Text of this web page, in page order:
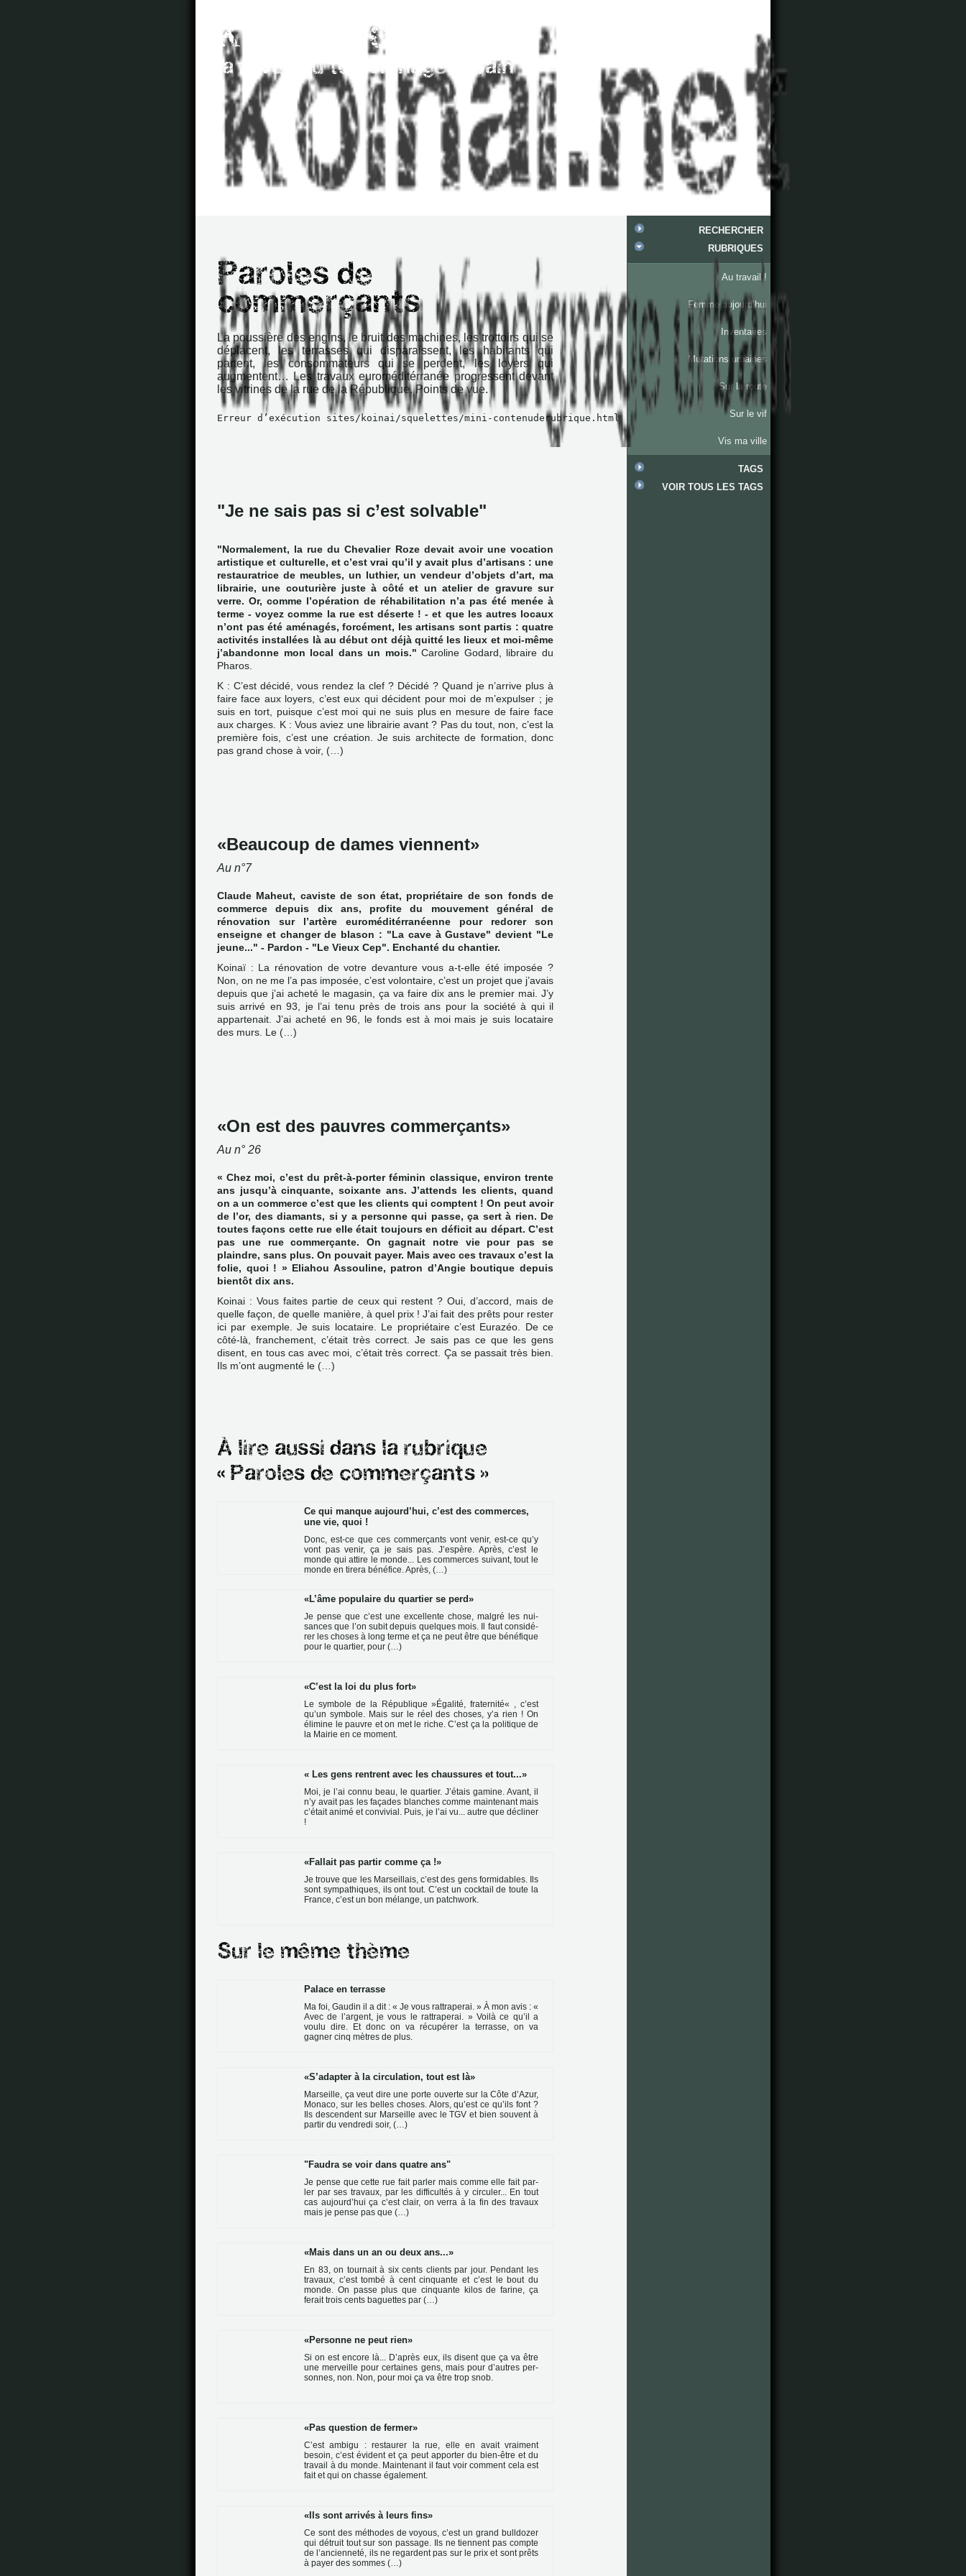
RECHERCHER
RUBRIQUES
Au travail !
Femme aujourd’hui
Inventaires
Mutations urbaines
Sur la route
Sur le vif
Vis ma ville
TAGS
lieux
VOIR TOUS LES TAGS
La poussière des engins, le bruit des machines, les trottoirs qui se
déplacent, les terrasses qui disparaissent, les habitants qui
partent, les consommateurs qui se perdent, les loyers qui
augmentent… Les travaux euroméditérranée progressent devant
les vitrines de la rue de la République. Points de vue.
Erreur d’exécution sites/koinai/squelettes/mini-contenuderubrique.html
"Je ne sais pas si c’est solvable"
"Normalement, la rue du Chevalier Roze devait avoir une vocation
artistique et culturelle, et c’est vrai qu’il y avait plus d’artisans : une
restauratrice de meubles, un luthier, un vendeur d’objets d’art, ma
librairie, une couturière juste à côté et un atelier de gravure sur
verre. Or, comme l’opération de réhabilitation n’a pas été menée à
terme - voyez comme la rue est déserte ! - et que les autres locaux
n’ont pas été aménagés, forcément, les artisans sont partis : quatre
activités installées là au début ont déjà quitté les lieux et moi-même
j’abandonne mon local dans un mois." Caroline Godard, libraire du
Pharos.
K : C’est décidé, vous rendez la clef ? Décidé ? Quand je n’arrive plus à
faire face aux loyers, c’est eux qui décident pour moi de m’expulser ; je
suis en tort, puisque c’est moi qui ne suis plus en mesure de faire face
aux charges. K : Vous aviez une librairie avant ? Pas du tout, non, c’est la
première fois, c’est une création. Je suis architecte de formation, donc
pas grand chose à voir, (…)
Beaucoup de dames viennent
Au n°7
Claude Maheut, caviste de son état, propriétaire de son fonds de
commerce depuis dix ans, profite du mouvement général de
rénovation sur l’artère euroméditérranéenne pour redorer son
enseigne et changer de blason : "La cave à Gustave" devient "Le
jeune..." - Pardon - "Le Vieux Cep". Enchanté du chantier.
Koinaï : La rénovation de votre devanture vous a-t-elle été imposée ?
Non, on ne me l’a pas imposée, c’est volontaire, c’est un projet que j’avais
depuis que j’ai acheté le magasin, ça va faire dix ans le premier mai. J’y
suis arrivé en 93, je l’ai tenu près de trois ans pour la société à qui il
appartenait. J’ai acheté en 96, le fonds est à moi mais je suis locataire
des murs. Le (…)
On est des pauvres commerçants
Au n° 26
« Chez moi, c’est du prêt-à-porter féminin classique, environ trente
ans jusqu’à cinquante, soixante ans. J’attends les clients, quand
on a un commerce c’est que les clients qui comptent ! On peut avoir
de l’or, des diamants, si y a personne qui passe, ça sert à rien. De
toutes façons cette rue elle était toujours en déficit au départ. C’est
pas une rue commerçante. On gagnait notre vie pour pas se
plaindre, sans plus. On pouvait payer. Mais avec ces travaux c’est la
folie, quoi ! » Eliahou Assouline, patron d’Angie boutique depuis
bientôt dix ans.
Koinai : Vous faites partie de ceux qui restent ? Oui, d’accord, mais de
quelle façon, de quelle manière, à quel prix ! J’ai fait des prêts pour rester
ici par exemple. Je suis locataire. Le propriétaire c’est Eurazéo. De ce
côté-là, franchement, c’était très correct. Je sais pas ce que les gens
disent, en tous cas avec moi, c’était très correct. Ça se passait très bien.
Ils m’ont augmenté le (…)
Ce qui manque aujourd’hui, c’est des commerces,
une vie, quoi !
Donc, est-ce que ces com­mer­çants vont venir, est-ce qu’y
vont pas venir, ça je sais pas. J’espère. Après, c’est le
monde qui attire le monde... Les com­mer­ces sui­vant, tout le
monde en tirera béné­fice. Après, (…)
L’âme populaire du quartier se perd
Je pense que c’est une excel­lente chose, mal­gré les nui­
san­ces que l’on subit depuis quel­ques mois. Il faut consi­dé­
rer les cho­ses à long terme et ça ne peut être que béné­fi­que
pour le quar­tier, pour (…)
C’est la loi du plus fort
Le sym­bole de la République »Égalité, fra­ter­nité« , c’est
qu’un sym­bole. Mais sur le réel des cho­ses, y’a rien ! On
élimine le pau­vre et on met le riche. C’est ça la poli­ti­que de
la Mairie en ce moment.
Les gens rentrent avec les chaussures et tout...
Moi, je l’ai connu beau, le quar­tier. J’étais gamine. Avant, il
n’y avait pas les faça­des blan­ches comme main­te­nant mais
c’était animé et convi­vial. Puis, je l’ai vu... autre que décli­ner
!
Fallait pas partir comme ça !
Je trouve que les Marseillais, c’est des gens for­mi­da­bles. Ils
sont sym­pa­thi­ques, ils ont tout. C’est un cock­tail de toute la
France, c’est un bon mélange, un patch­work.
Palace en terrasse
Ma foi, Gaudin il a dit : « Je vous rat­tra­pe­rai. » À mon avis : «
Avec de l’argent, je vous le rat­tra­pe­rai. » Voilà ce qu’il a
voulu dire. Et donc on va récu­pé­rer la ter­rasse, on va
gagner cinq mètres de plus.
S’adapter à la circulation, tout est là
Marseille, ça veut dire une porte ouverte sur la Côte d’Azur,
Monaco, sur les bel­les cho­ses. Alors, qu’est ce qu’ils font ?
Ils des­cen­dent sur Marseille avec le TGV et bien sou­vent à
par­tir du ven­dredi soir, (…)
"Faudra se voir dans quatre ans"
Je pense que cette rue fait par­ler mais comme elle fait par­
ler par ses tra­vaux, par les dif­fi­cultés à y cir­cu­ler... En tout
cas aujourd’hui ça c’est clair, on verra à la fin des tra­vaux
mais je pense pas que (…)
Mais dans un an ou deux ans...
En 83, on tour­nait à six cents clients par jour. Pendant les
tra­vaux, c’est tombé à cent cin­quante et c’est le bout du
monde. On passe plus que cin­quante kilos de farine, ça
ferait trois cents baguet­tes par (…)
Personne ne peut rien
Si on est encore là... D’après eux, ils disent que ça va être
une mer­veille pour cer­tai­nes gens, mais pour d’autres per­
son­nes, non. Non, pour moi ça va être trop snob.
Pas question de fermer
C’est ambigu : res­tau­rer la rue, elle en avait vrai­ment
besoin, c’est évident et ça peut appor­ter du bien-être et du
tra­vail à du monde. Maintenant il faut voir com­ment cela est
fait et qui on chasse également.
Ils sont arrivés à leurs fins
Ce sont des métho­des de voyous, c’est un grand bull­do­zer
qui détruit tout sur son pas­sage. Ils ne tien­nent pas compte
de l’ancien­neté, ils ne regar­dent pas sur le prix et sont prêts
à payer des som­mes (…)